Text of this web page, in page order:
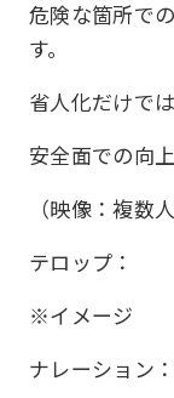
危険な箇所で
す。
省人化だけで
安全面での向
（映像：複数
テロップ：
※イメージ
ナレーション：